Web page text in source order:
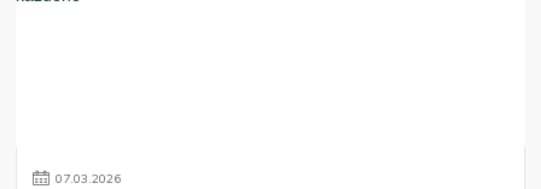
07.03.2026